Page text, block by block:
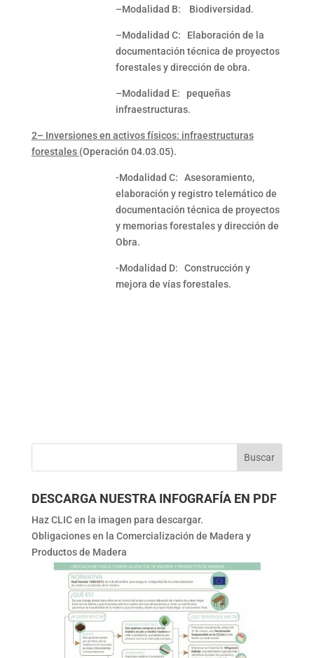
–Modalidad B: Biodiversidad.
–Modalidad C: Elaboración de la
documentación técnica de proyectos
forestales y dirección de obra.
–Modalidad E: pequeñas
infraestructuras.
2– Inversiones en activos físicos: infraestructuras
forestales (Operación 04.03.05).
-Modalidad C: Asesoramiento,
elaboración y registro telemático de
documentación técnica de proyectos
y memorias forestales y dirección de
Obra.
-Modalidad D: Construcción y
mejora de vías forestales.
DESCARGA NUESTRA INFOGRAFÍA EN PDF
Haz CLIC en la imagen para descargar.
Obligaciones en la Comercialización de Madera y
Productos de Madera